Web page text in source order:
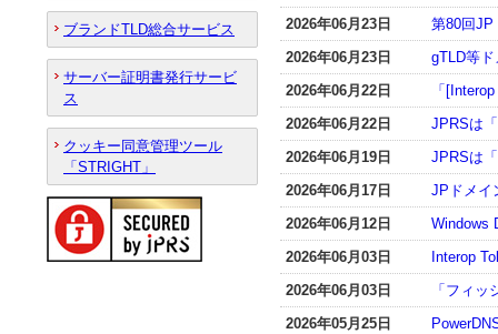
2026年06月23日
第80回JP
2026年06月23日
gTLD等
2026年06月22日
「
2026年06月22日
JPRSは
2026年06月19日
JPRSは
2026年06月17日
JPドメイ
2026年06月12日
Windows
2026年06月03日
Interop
2026年06月03日
「フィ
2026年05月25日
ブランドTLD総合サービス
サーバー証明書発行サービ
ス
クッキー同意管理ツール
「STRIGHT」